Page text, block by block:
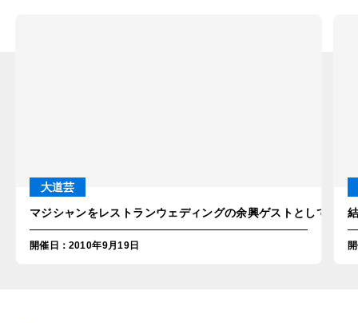
大道芸
マジシャンをレストランウェディングの余興ゲストとして派遣
開催日 ：2010年9月19日